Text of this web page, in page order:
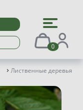
0
Лиственные деревья